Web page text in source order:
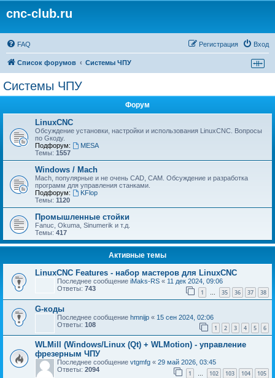
cnc-club.ru
FAQ Вход
Регистрация
Список форумов Системы ЧПУ
Системы ЧПУ
Форум
LinuxCNC
Обсуждение установки, настройки и использования LinuxCNC. Вопросы
по Gкоду.
Подфорум:
MESA
Темы: 1557
Windows / Mach
Mach, популярные и не очень CAD, CAM. Обсуждение и разработка
программ для управления станками.
Подфорум:
KFlop
Темы: 1120
Промышленные стойки
Fanuc, Okuma, Sinumerik и т.д.
Темы: 417
Активные темы
LinuxCNC Features - набор мастеров для LinuxCNC
Последнее сообщение iMaks-RS « 11 дек 2024, 09:06
Ответы: 743 1 … 35 36 37 38
G-коды
Последнее сообщение hmnijp « 15 сен 2024, 02:06
Ответы: 108 1 2 3 4 5 6
WLMill (Windows/Linux (Qt) + WLMotion) - управление
фрезерным ЧПУ
Последнее сообщение vtgmfg « 29 май 2026, 03:45
Ответы: 2094 1 … 102 103 104 105